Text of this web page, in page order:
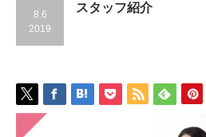
8.6
2019
スタッフ紹介